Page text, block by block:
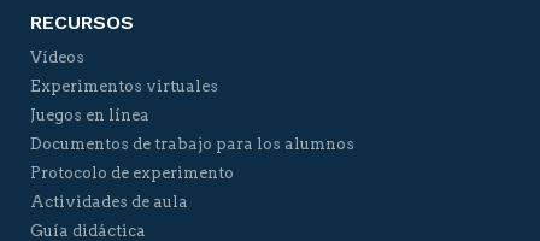
RECURSOS
Vídeos
Experimentos virtuales
Juegos en línea
Documentos de trabajo para los alumnos
Protocolo de experimento
Actividades de aula
Guía didáctica